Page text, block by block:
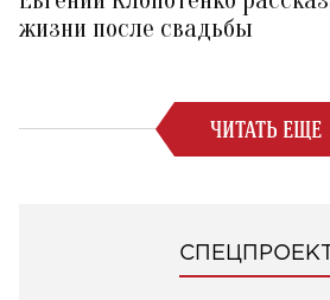
жизни после свадьбы
ЧИТАТЬ ЕЩЕ